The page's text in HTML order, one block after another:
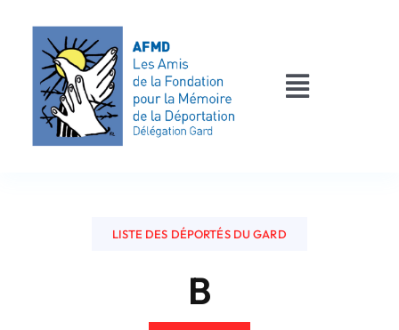
contenu
Toggle
AFMD 30
LISTE DES DÉPORTÉS DU GARD
B